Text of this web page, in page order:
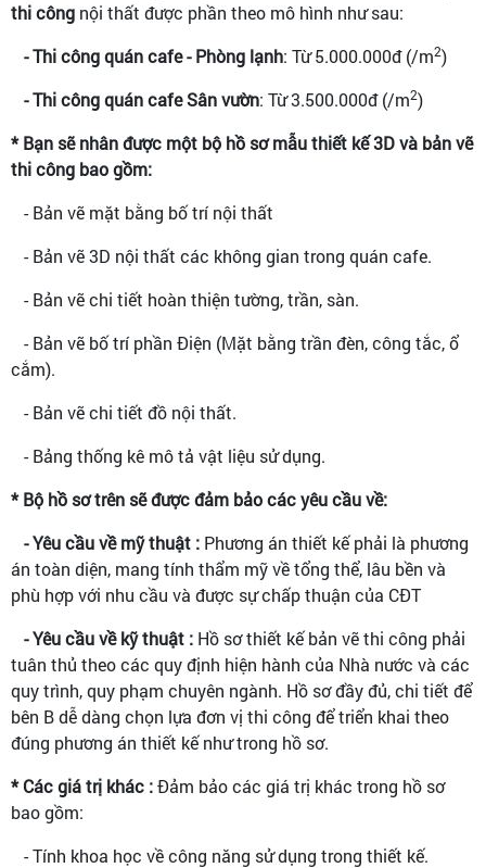
thi công nội thất được phần theo mô hình như sau:
- Thi công quán cafe - Phòng lạnh: Từ 5.000.000đ (/m2)
- Thi công quán cafe Sân vườn: Từ 3.500.000đ (/m2)
* Bạn sẽ nhân được một bộ hồ sơ mẫu thiết kế 3D và bản vẽ
thi công bao gồm:
- Bản vẽ mặt bằng bố trí nội thất
- Bản vẽ 3D nội thất các không gian trong quán cafe.
- Bản vẽ chi tiết hoàn thiện tường, trần, sàn.
- Bản vẽ bố trí phần Điện (Mặt bằng trần đèn, công tắc, ổ
cắm).
- Bản vẽ chi tiết đồ nội thất.
- Bảng thống kê mô tả vật liệu sử dụng.
* Bộ hồ sơ trên sẽ được đảm bảo các yêu cầu về:
- Yêu cầu về mỹ thuật : Phương án thiết kế phải là phương
án toàn diện, mang tính thẩm mỹ về tổng thể, lâu bền và
phù hợp với nhu cầu và được sự chấp thuận của CĐT
- Yêu cầu về kỹ thuật : Hồ sơ thiết kế bản vẽ thi công phải
tuân thủ theo các quy định hiện hành của Nhà nước và các
quy trình, quy phạm chuyên ngành. Hồ sơ đầy đủ, chi tiết để
bên B dễ dàng chọn lựa đơn vị thi công để triển khai theo
đúng phương án thiết kế như trong hồ sơ.
* Các giá trị khác :Đảm bảo các giá trị khác trong hồ sơ
bao gồm:
- Tính khoa học về công năng sử dụng trong thiết kế.